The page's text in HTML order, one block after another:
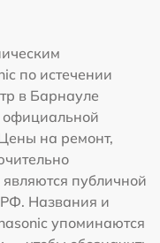
по истечении
в Барнауле
официальной
на ремонт,
публичной
РФ. Названия и
упоминаются